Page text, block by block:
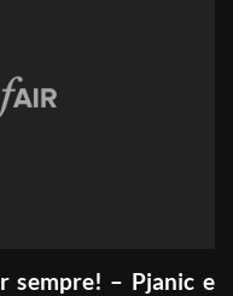
sempre! – Pjanic e